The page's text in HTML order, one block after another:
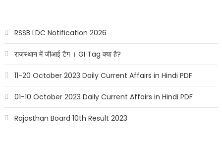
RSSB LDC Notification 2026
राजस्थान में जीआई टैग । GI Tag क्या है?
11-20 October 2023 Daily Current Affairs in Hindi PDF
01-10 October 2023 Daily Current Affairs in Hindi PDF
Rajasthan Board 10th Result 2023